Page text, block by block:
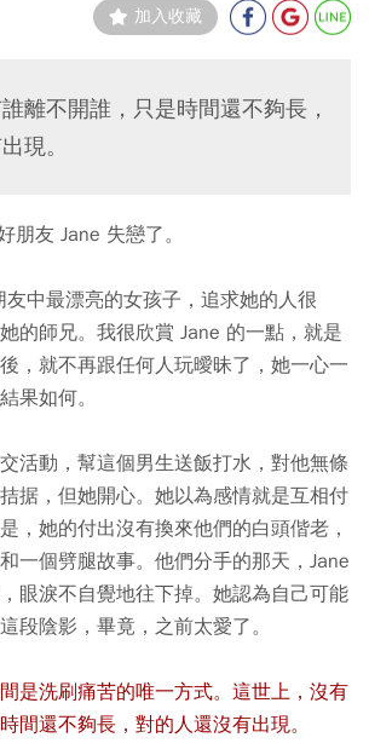
加入收藏
離不開誰，只是時間還不夠長，
現。
友 Jane 失戀了。
友中最漂亮的女孩子，追求她的人很
的師兄。我很欣賞 Jane 的一點，就是
，就不再跟任何人玩曖昧了，她一心一
果如何。
活動，幫這個男生送飯打水，對他無條
据，但她開心。她以為感情就是互相付
，她的付出沒有換來他們的白頭偕老，
一個劈腿故事。他們分手的那天，Jane
眼淚不自覺地往下掉。她認為自己可能
段陰影，畢竟，之前太愛了。
是洗刷痛苦的唯一方式。這世上，沒有
間還不夠長，對的人還沒有出現。